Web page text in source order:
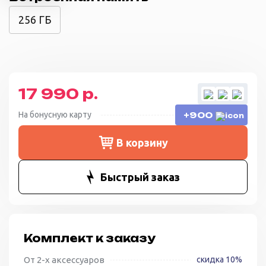
256 ГБ
17 990 р.
На бонусную карту +900
В корзину
Быстрый заказ
Комплект к заказу
От 2-х аксессуаров скидка 10%